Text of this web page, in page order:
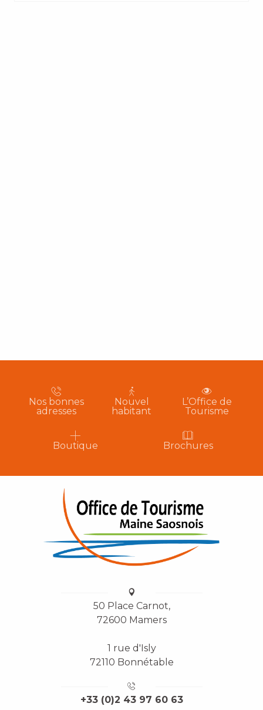
Nos bonnes
adresses
Nouvel
habitant
L’Office de
Tourisme
Boutique Brochures
50 Place Carnot,
72600 Mamers
1 rue d'Isly
72110 Bonnétable
+33 (0)2 43 97 60 63